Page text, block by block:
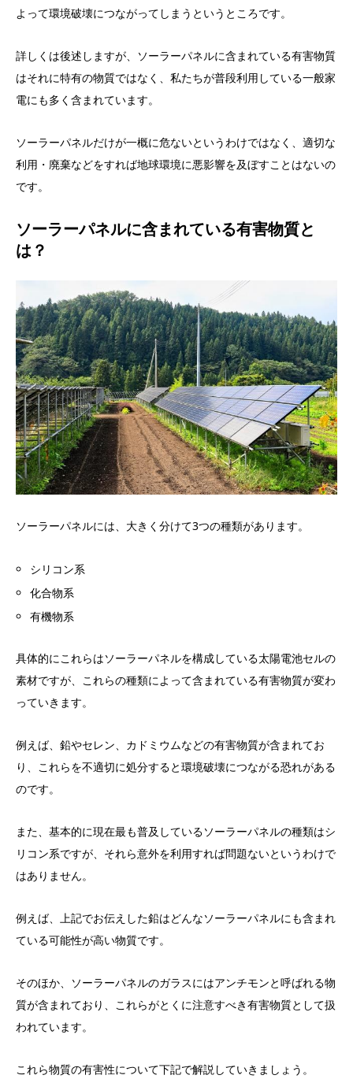
よって環境破壊につながってしまうというところです。
詳しくは後述しますが、ソーラーパネルに含まれている有害物質
はそれに特有の物質ではなく、私たちが普段利用している一般家
電にも多く含まれています。
ソーラーパネルだけが一概に危ないというわけではなく、適切な
利用・廃棄などをすれば地球環境に悪影響を及ぼすことはないの
です。
ソーラーパネルに含まれている有害物質と
は？
ソーラーパネルには、大きく分けて3つの種類があります。
シリコン系
化合物系
有機物系
具体的にこれらはソーラーパネルを構成している太陽電池セルの
素材ですが、これらの種類によって含まれている有害物質が変わ
っていきます。
例えば、鉛やセレン、カドミウムなどの有害物質が含まれてお
り、これらを不適切に処分すると環境破壊につながる恐れがある
のです。
また、基本的に現在最も普及しているソーラーパネルの種類はシ
リコン系ですが、それら意外を利用すれば問題ないというわけで
はありません。
例えば、上記でお伝えした鉛はどんなソーラーパネルにも含まれ
ている可能性が高い物質です。
そのほか、ソーラーパネルのガラスにはアンチモンと呼ばれる物
質が含まれており、これらがとくに注意すべき有害物質として扱
われています。
これら物質の有害性について下記で解説していきましょう。